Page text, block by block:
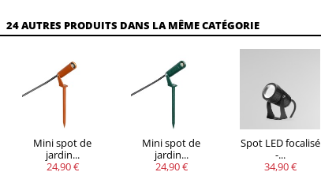
24 AUTRES PRODUITS DANS LA MÊME CATÉGORIE
Mini spot de
jardin...
24,90 €
Mini spot de
jardin...
24,90 €
Spot LED focalisé
-...
34,90 €